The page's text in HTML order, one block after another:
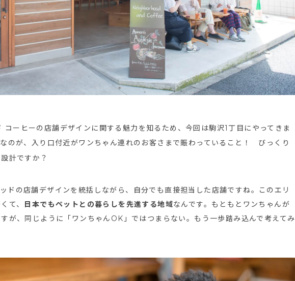
コーヒーの店舗デザインに関する魅力を知るため、今回は駒沢1丁目にやってきま
のが、入り口付近がワンちゃん連れのお客さまで賑わっていること！ びっくり
計ですか？
ドの店舗デザインを統括しながら、自分でも直接担当した店舗ですね。このエリ
て、 日本でもペットとの暮らしを先進する地域なんです。もともとワンちゃんが
が、同じように「ワンちゃんOK」ではつまらない。もう一歩踏み込んで考えてみ